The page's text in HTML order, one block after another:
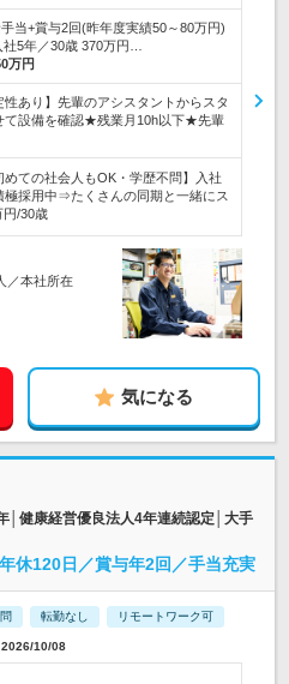
当+賞与2回(昨年度実績50～80万円)
5年／30歳 370万円…
万円
性あり】先輩のアシスタントからスタ
て設備を確認★残業月10h以下★先輩
めての社会人もOK・学歴不問】入社
極採用中⇒たくさんの同期と一緒にス
/30歳
／本社所在
気になる
│健康経営優良法人4年連続認定│大手
休120日／賞与年2回／手当充実
転勤なし リモートワーク可
10/08